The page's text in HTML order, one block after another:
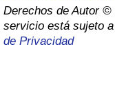
Derechos de Autor ©
servicio está sujeto
de Privacidad
Calificación del
(Actual)